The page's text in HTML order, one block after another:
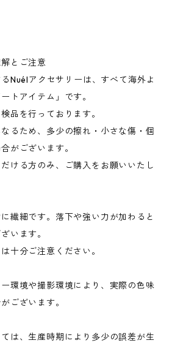
とご注意
Nuélアクセサリーは、すべて海外よ
トアイテム」です。
品を行っております。
るため、多少の擦れ・小さな傷・個
がございます。
ける方のみ、ご購入をお願いいたし
繊細です。落下や強い力が加わると
います。
十分ご注意ください。
環境や撮影環境により、実際の色味
ございます。
は、生産時期により多少の誤差が生